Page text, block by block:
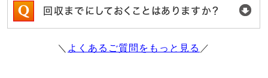
回収までにしておくことはありますか？
＼ よくあるご質問をもっと見る ／